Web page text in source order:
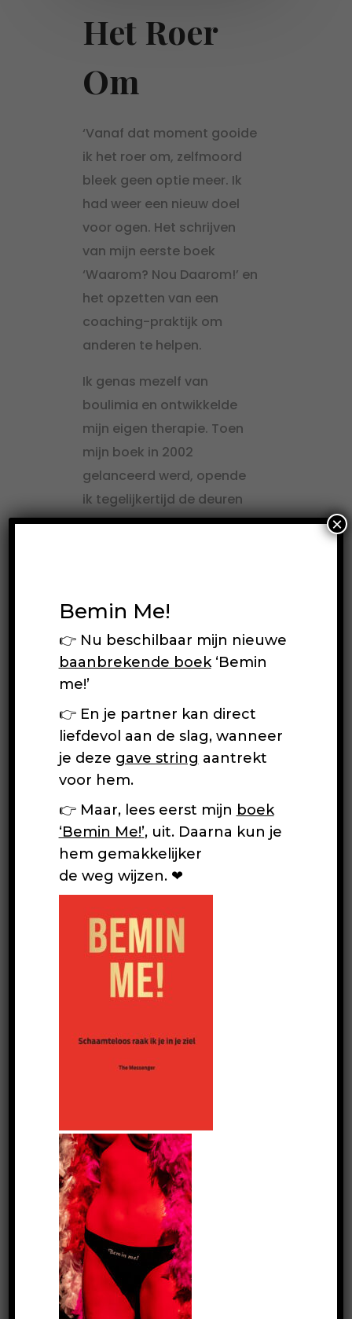
Het Roer
Om
‘Vanaf dat moment gooide
ik het roer om, zelfmoord
bleek geen optie meer. Ik
had weer een nieuw doel
voor ogen. Het schrijven
van mijn eerste boek
‘Waarom? Nou Daarom!’ en
het opzetten van een
coaching-praktijk om
anderen te helpen.
Ik genas mezelf van
boulimia en ontwikkelde
mijn eigen therapie. Toen
mijn boek in 2002
gelanceerd werd, opende
ik tegelijkertijd de deuren
van mijn praktijk. De pijn en
voorbeeld voor anderen!’
Showbizz
In de periode 1994/1998
programma ‘In bed met Lisa’. De
talkshowtrok 500.000 kijkers.
Henny Huisman kroop ook bij Lisa
in bed, want hij vond haar een
interview, wat uiteindelijk eindigde
in een mediarel.
wereldberoemde acteur Joaquim
de Almeida (Fast & the Furious,
Desperado) en werd ze bevriend
met prinses Theresa, familie van
prins Albert van Monaco, zie foto.
Lisa werd in 2000 de muze van
kunstenaar Corneille en verbleef
vaak in Parijs.
Bemin Me!
👉 Nu beschilbaar mijn nieuwe
baanbrekende boek‘Bemin
me!’
👉 En je partner kan direct
liefdevol aan de slag, wanneer
je deze gave string aantrekt
voor hem.
👉 Maar, lees eerst mijn boek
‘Bemin Me!’, uit. Daarna kun je
hem gemakkelijker
de weg wijzen. ❤
×